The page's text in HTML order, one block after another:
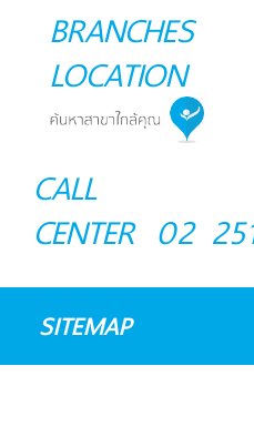
BRANCHES
LOCATION
CALL
CENTER 02
SITEMAP